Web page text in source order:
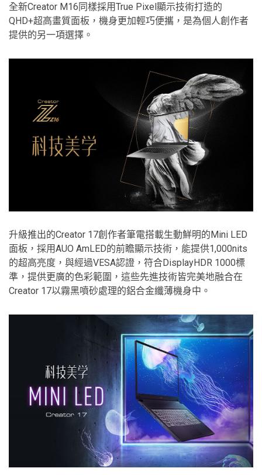
全新Creator M16同樣採用True Pixel顯示技術打造的
QHD+超高畫質面板，機身更加輕巧便攜，是為個人創作者
提供的另一項選擇。
升級推出的Creator 17創作者筆電搭載生動鮮明的Mini LED
面板，採用AUO AmLED的前瞻顯示技術，能提供1,000nits
的超高亮度，與經過VESA認證，符合DisplayHDR 1000標
準，提供更廣的色彩範圍，這些先進技術皆完美地融合在
Creator 17以霧黑噴砂處理的鋁合金纖薄機身中。